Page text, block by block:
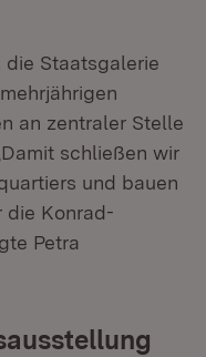
Staatsgalerie
an zentraler Stelle
schließen wir
und bauen
die Konrad-
Petra